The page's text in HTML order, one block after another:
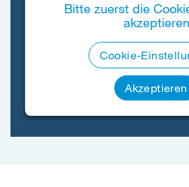
Bitte zuerst die
akzeptieren
Cookie-
Akzeptieren